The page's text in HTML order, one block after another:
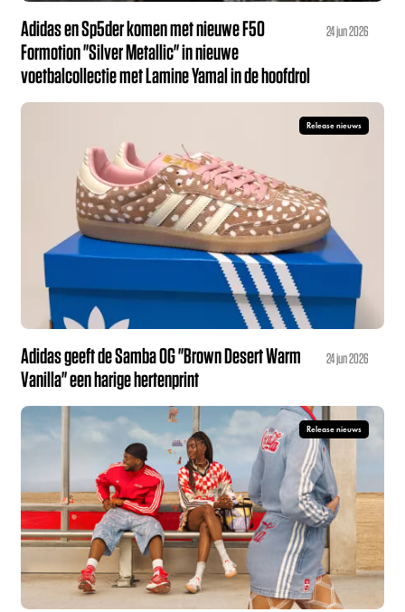
Adidas en Sp5der komen met nieuwe F50
Formotion "Silver Metallic" in nieuwe
voetbalcollectie met Lamine Yamal in de hoofdrol
24 jun 2026
Release nieuws
Adidas geeft de Samba OG "Brown Desert Warm
Vanilla" een harige hertenprint
24 jun 2026
Release nieuws